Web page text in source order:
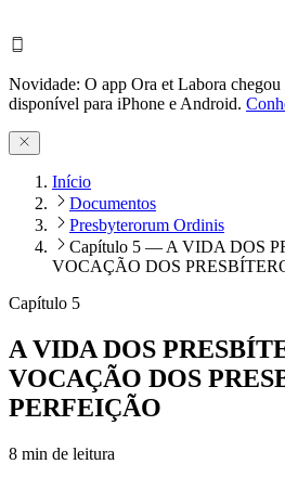
Novidade: O app Ora et Labora
disponível para iPhone e Android.
Início
Documentos
Presbyterorum Ordinis
Capítulo 5 — A VIDA DOS
VOCAÇÃO DOS
Capítulo 5
A VIDA DOS
VOCAÇÃO DOS
PERFEIÇÃO
8 min de leitura